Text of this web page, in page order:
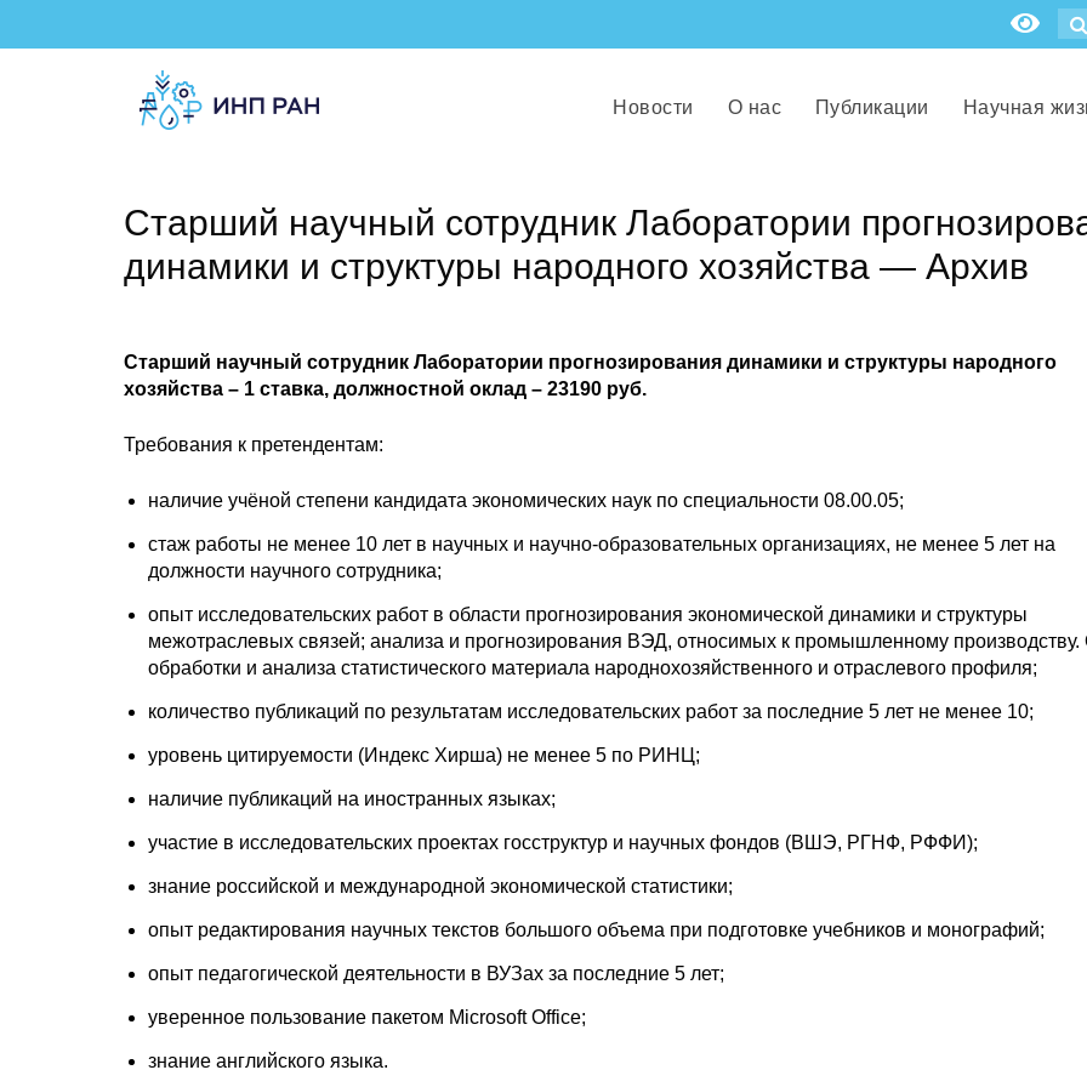
Новости О нас Публикации Научная
Старший научный сотрудник Лаборатории
динамики и структуры народного хозяйства — Архив
Старший научный сотрудник Лаборатории прогнозирования динамики и структуры народного
хозяйства – 1 ставка, должностной оклад – 23190 руб.
Требования к претендентам:
наличие учёной степени кандидата экономических наук по специальности 08.00.05;
стаж работы не менее 10 лет в научных и научно-образовательных организациях, не менее 5 лет на
должности научного сотрудника;
опыт исследовательских работ в области прогнозирования экономической динамики и структуры
межотраслевых связей; анализа и прогнозирования ВЭД, относимых к промышленному
обработки и анализа статистического материала народнохозяйственного и отраслевого профиля;
количество публикаций по результатам исследовательских работ за последние 5 лет не менее 10;
уровень цитируемости (Индекс Хирша) не менее 5 по РИНЦ;
наличие публикаций на иностранных языках;
участие в исследовательских проектах госструктур и научных фондов (ВШЭ, РГНФ, РФФИ);
знание российской и международной экономической статистики;
опыт редактирования научных текстов большого объема при подготовке учебников и монографий;
опыт педагогической деятельности в ВУЗах за последние 5 лет;
уверенное пользование пакетом Microsoft Office;
знание английского языка.